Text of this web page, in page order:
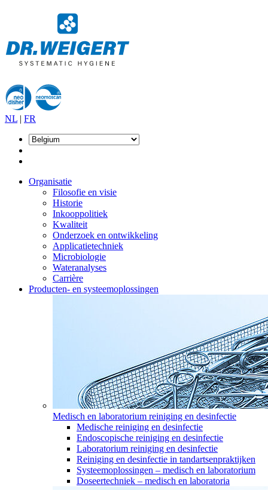
NL | FR
Organisatie
Filosofie en visie
Historie
Inkooppolitiek
Kwaliteit
Onderzoek en ontwikkeling
Applicatietechniek
Microbiologie
Wateranalyses
Carrière
Producten- en systeemoplossingen
Medisch en laboratorium reiniging en desinfectie
Medische reiniging en desinfectie
Endoscopische reiniging en desinfectie
Laboratorium reiniging en desinfectie
Reiniging en desinfectie in tandartsenpraktijken
Systeemoplossingen – medisch en laboratorium
Doseertechniek – medisch en laboratoria